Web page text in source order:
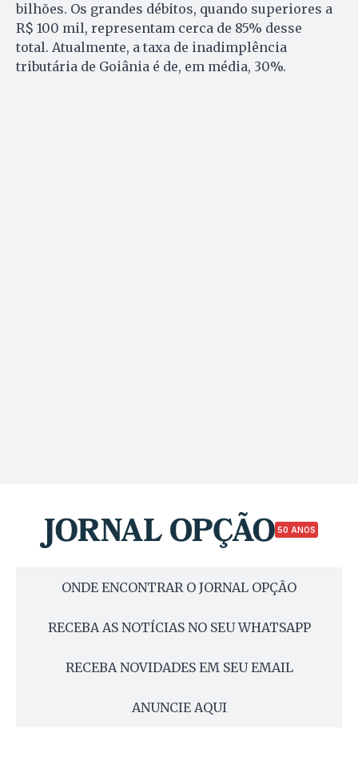
bilhões. Os grandes débitos, quando superiores a
R$ 100 mil, representam cerca de 85% desse
total. Atualmente, a taxa de inadimplência
tributária de Goiânia é de, em média, 30%.
50 ANOS
ONDE ENCONTRAR O JORNAL OPÇÃO
RECEBA AS NOTÍCIAS NO SEU WHATSAPP
RECEBA NOVIDADES EM SEU EMAIL
ANUNCIE AQUI